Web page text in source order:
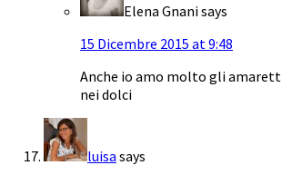
Elena Gnanisays
15 Dicembre 2015 at 9:48
Anche io amo molto gli
nei dolci
luisa says